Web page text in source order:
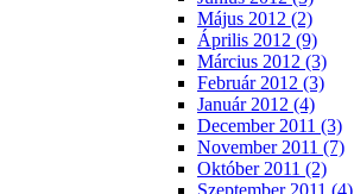
Május 2012 (2)
Április 2012 (9)
Március 2012 (3)
Február 2012 (3)
Január 2012 (4)
December 2011 (3)
November 2011 (7)
Október 2011 (2)
Szeptember 2011 (4)